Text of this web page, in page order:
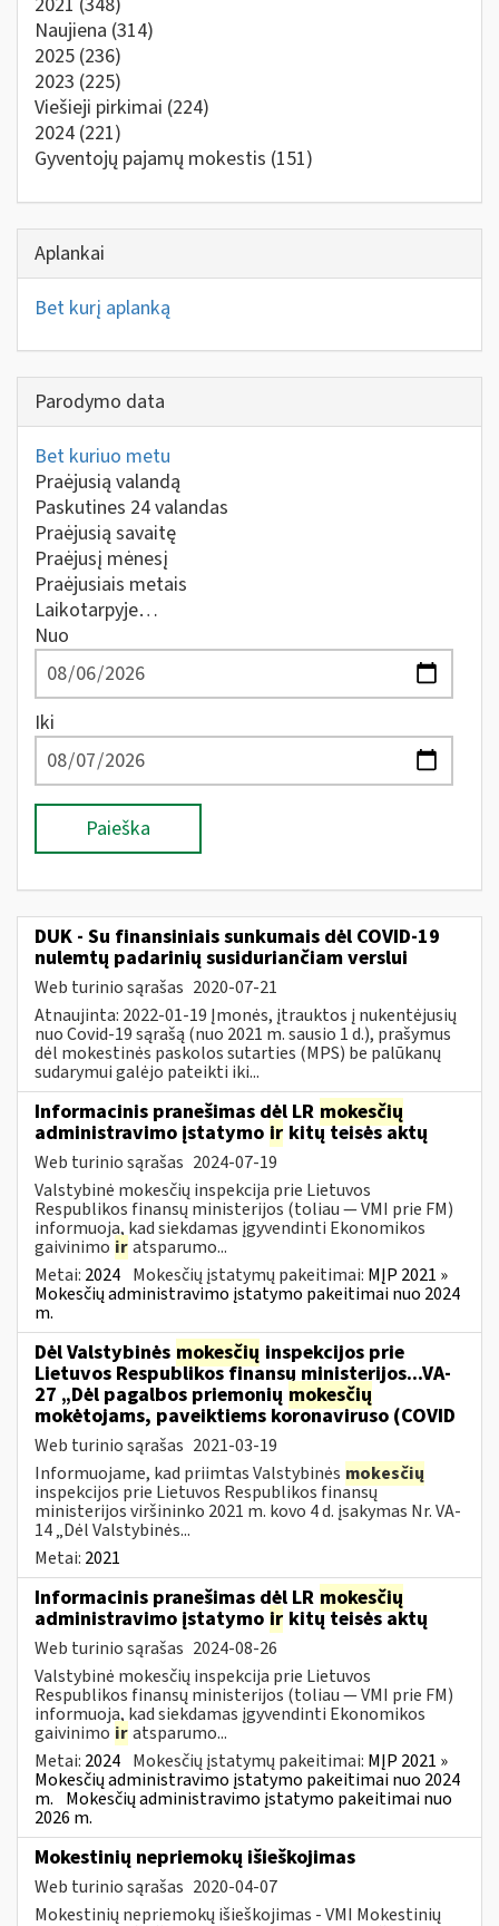
Naujiena (314)
2025 (236)
2023 (225)
Viešieji pirkimai (224)
2024 (221)
Gyventojų pajamų mokestis (151)
Aplankai
Bet kurį aplanką
Parodymo data
Bet kuriuo metu
Praėjusią valandą
Paskutines 24 valandas
Praėjusią savaitę
Praėjusį mėnesį
Praėjusiais metais
Laikotarpyje…
Nuo
Iki
Paieška
DUK - Su finansiniais sunkumais dėl COVID-19
nulemtų padarinių susiduriančiam verslui
Web turinio sąrašas 2020-07-21
Atnaujinta: 2022-01-19 Įmonės, įtrauktos į nukentėjusių
nuo Covid-19 sąrašą (nuo 2021 m. sausio 1 d.), prašymus
dėl mokestinės paskolos sutarties (MPS) be palūkanų
sudarymui galėjo pateikti iki...
Informacinis pranešimas dėl LR mokesčių
administravimo įstatymo ir kitų teisės aktų
Web turinio sąrašas 2024-07-19
Valstybinė mokesčių inspekcija prie Lietuvos
Respublikos finansų ministerijos (toliau — VMI prie FM)
informuoja, kad siekdamas įgyvendinti Ekonomikos
gaivinimo iratsparumo...
Metai: 2024 Mokesčių įstatymų pakeitimai: MĮP 2021 »
Mokesčių administravimo įstatymo pakeitimai nuo 2024
m.
Dėl Valstybinės mokesčių inspekcijos prie
Lietuvos Respublikos finansų ministerijos...VA-
27 „Dėl pagalbos priemonių mokesčių
mokėtojams, paveiktiems koronaviruso (COVID
Web turinio sąrašas 2021-03-19
Informuojame, kad priimtas Valstybinės mokesčių
inspekcijos prie Lietuvos Respublikos finansų
ministerijos viršininko 2021 m. kovo 4 d. įsakymas Nr. VA-
14 „Dėl Valstybinės...
Metai: 2021
Informacinis pranešimas dėl LR mokesčių
administravimo įstatymo ir kitų teisės aktų
Web turinio sąrašas 2024-08-26
Valstybinė mokesčių inspekcija prie Lietuvos
Respublikos finansų ministerijos (toliau — VMI prie FM)
informuoja, kad siekdamas įgyvendinti Ekonomikos
gaivinimo iratsparumo...
Metai: 2024 Mokesčių įstatymų pakeitimai: MĮP 2021 »
Mokesčių administravimo įstatymo pakeitimai nuo 2024
m. Mokesčių administravimo įstatymo pakeitimai nuo
2026 m.
Mokestinių nepriemokų išieškojimas
Web turinio sąrašas 2020-04-07
Mokestinių nepriemokų išieškojimas - VMI Mokestinių